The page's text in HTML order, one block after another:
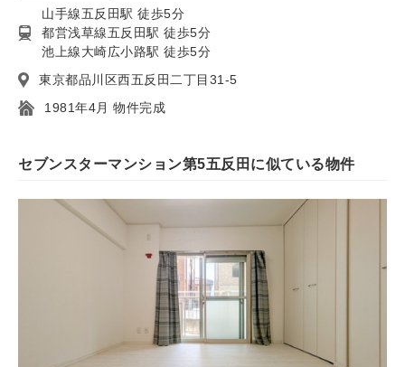
山手線五反田駅 徒歩5分
都営浅草線五反田駅 徒歩5分
池上線大崎広小路駅 徒歩5分
東京都品川区西五反田二丁目31-5
1981年4月 物件完成
セブンスターマンション第5五反田に似ている物件